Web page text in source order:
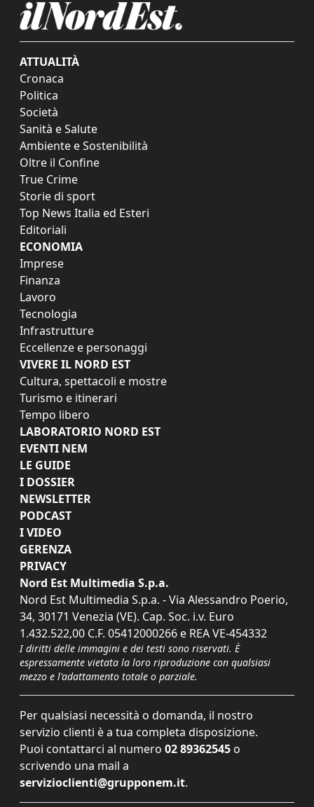
ATTUALITÀ
Cronaca
Politica
Società
Sanità e Salute
Ambiente e Sostenibilità
Oltre il Confine
True Crime
Storie di sport
Top News Italia ed Esteri
Editoriali
ECONOMIA
Imprese
Finanza
Lavoro
Tecnologia
Infrastrutture
Eccellenze e personaggi
VIVERE IL NORD EST
Cultura, spettacoli e mostre
Turismo e itinerari
Tempo libero
LABORATORIO NORD EST
EVENTI NEM
LE GUIDE
I DOSSIER
NEWSLETTER
PODCAST
I VIDEO
GERENZA
PRIVACY
Nord Est Multimedia S.p.a.
Nord Est Multimedia S.p.a. - Via Alessandro Poerio,
34, 30171 Venezia (VE). Cap. Soc. i.v. Euro
1.432.522,00 C.F. 05412000266 e REA VE-454332
I diritti delle immagini e dei testi sono riservati. È
espressamente vietata la loro riproduzione con qualsiasi
mezzo e l'adattamento totale o parziale.
Per qualsiasi necessità o domanda, il nostro
servizio clienti è a tua completa disposizione.
Puoi contattarci al numero 02 89362545 o
scrivendo una mail a
servizioclienti@grupponem.it.